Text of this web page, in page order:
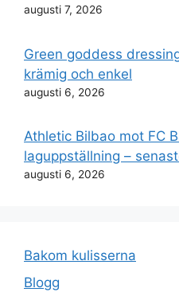
augusti 7, 2026
Green goddess
krämig och enkel
augusti 6, 2026
Athletic Bilbao mot FC
laguppställning –
augusti 6, 2026
Bakom kulisserna
Blogg